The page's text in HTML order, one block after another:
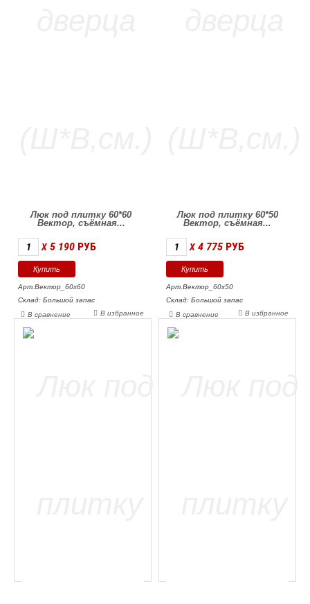
Люк под плитку 60*60
Вектор, съёмная...
X 5 190 РУБ
Арт.Вектор_60х60
Склад: Большой запас
В избранное
В сравнение
Люк под плитку 60*50
Вектор, съёмная...
X 4 775 РУБ
Арт.Вектор_60х50
Склад: Большой запас
В избранное
В сравнение